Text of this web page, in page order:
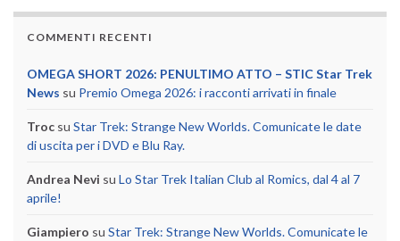
COMMENTI RECENTI
OMEGA SHORT 2026: PENULTIMO ATTO – STIC Star Trek
News su Premio Omega 2026: i racconti arrivati in finale
Troc su Star Trek: Strange New Worlds. Comunicate le date
di uscita per i DVD e Blu Ray.
Andrea Nevi su Lo Star Trek Italian Club al Romics, dal 4 al 7
aprile!
Giampiero su Star Trek: Strange New Worlds. Comunicate le